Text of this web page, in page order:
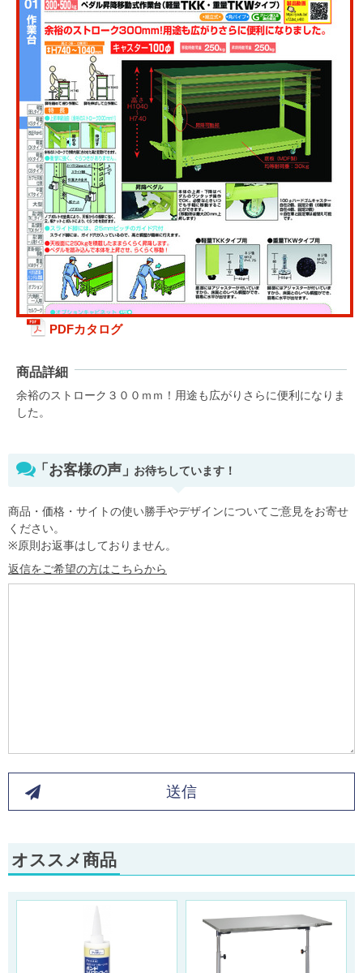
PDFカタログ
商品詳細
余裕のストローク３００ｍｍ！用途も広がりさらに便利になりま
した。
「お客様の声」お待ちしています！
商品・価格・サイトの使い勝手やデザインについてご意見をお寄せ
ください。
※原則お返事はしておりません。
返信をご希望の方はこちらから
送信
オススメ商品